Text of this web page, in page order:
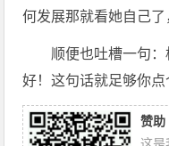
何发展那就看她自己了
顺便也吐槽一句
好！这句话就足够你点
赞助